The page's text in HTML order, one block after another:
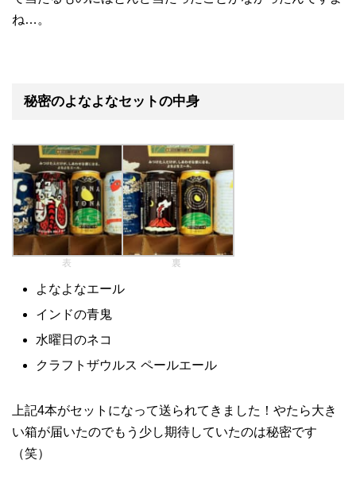
ね…。
秘密のよなよなセットの中身
表 裏
よなよなエール
インドの青鬼
水曜日のネコ
クラフトザウルス ペールエール
上記4本がセットになって送られてきました！やたら大き
い箱が届いたのでもう少し期待していたのは秘密です
（笑）